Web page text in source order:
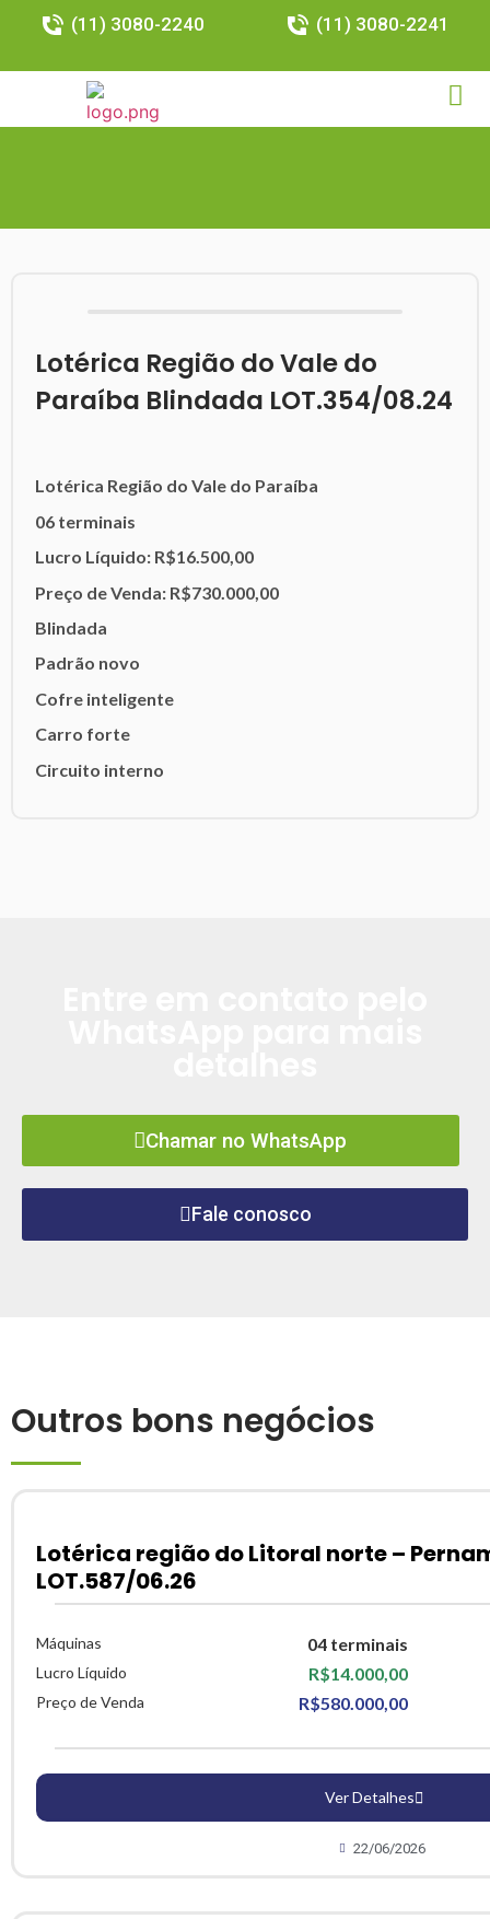
(11) 3080-2240 (11) 3080-2241
Lotérica Região do Vale do
Paraíba Blindada LOT.354/08.24
Lotérica Região do Vale do Paraíba
06 terminais
Lucro Líquido: R$16.500,00
Preço de Venda: R$730.000,00
Blindada
Padrão novo
Cofre inteligente
Carro forte
Circuito interno
Chamar no WhatsApp
Fale conosco
Outros bons negócios
Lotérica região do Litoral norte –
LOT.587/06.26
Máquinas 04 terminais
Lucro Líquido R$14.000,00
Preço de Venda R$580.000,00
Ver Detalhes
22/06/2026